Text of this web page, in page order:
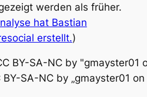
werden als früher.
hat Bastian
erstellt.)
SA-NC by „gmayster01